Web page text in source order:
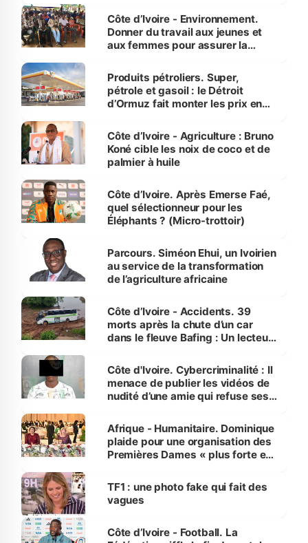
Côte d’Ivoire - Environnement.
Donner du travail aux jeunes et
aux femmes pour assurer la
menacées
Produits pétroliers. Super,
pétrole et gasoil : le Détroit
d’Ormuz fait monter les prix en
Côte d’Ivoire - Agriculture : Bruno
Koné cible les noix de coco et de
palmier à huile
Côte d’Ivoire. Après Emerse Faé,
quel sélectionneur pour les
Éléphants ? (Micro-trottoir)
Parcours. Siméon Ehui, un Ivoirien
au service de la transformation
de l’agriculture africaine
Côte d’Ivoire - Accidents. 39
morts après la chute d’un car
dans le fleuve Bafing : Un lecteur
des Transports
Côte d'Ivoire. Cybercriminalité : Il
menace de publier les vidéos de
nudité d’une amie qui refuse ses
Afrique - Humanitaire. Dominique
plaide pour une organisation des
Premières Dames « plus forte et
sur la scène internationale »
TF1 : une photo fake qui fait des
vagues
Côte d’Ivoire - Football. La